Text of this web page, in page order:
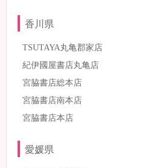
香川県
TSUTAYA丸亀郡家店
紀伊國屋書店丸亀店
宮脇書店総本店
宮脇書店南本店
宮脇書店本店
愛媛県